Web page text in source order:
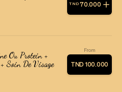
TND 70.000
Ou Protein +
+ Soin De Visage
From
TND100.000